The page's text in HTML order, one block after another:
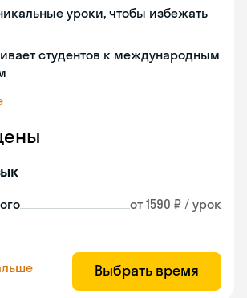
уроки, чтобы избежать
студентов к международным
от 1590 ₽ / урок
Выбрать время